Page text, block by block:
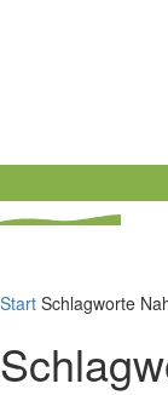
Start Schlagworte